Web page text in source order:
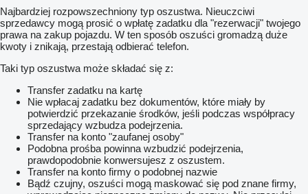
Najbardziej rozpowszechniony typ oszustwa. Nieuczciwi
sprzedawcy mogą prosić o wpłatę zadatku dla "rezerwacji" twojego
prawa na zakup pojazdu. W ten sposób oszuści gromadzą duże
kwoty i znikają, przestają odbierać telefon.
Taki typ oszustwa może składać się z:
Transfer zadatku na kartę
Nie wpłacaj zadatku bez dokumentów, które miały by
potwierdzić przekazanie środków, jeśli podczas współpracy
sprzedający wzbudza podejrzenia.
Transfer na konto "zaufanej osoby"
Podobna prośba powinna wzbudzić podejrzenia,
prawdopodobnie konwersujesz z oszustem.
Transfer na konto firmy o podobnej nazwie
Bądź czujny, oszuści mogą maskować się pod znane firmy,